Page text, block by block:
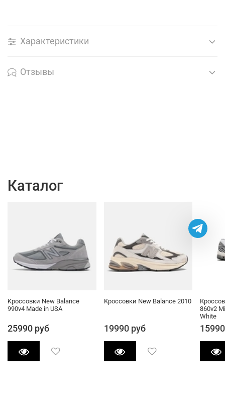
Характеристики
Отзывы
Каталог
Kроссовки New Balance
990v4 Made in USA
25990 руб
Kроссовки New Balance 2010
19990 руб
860v2
White